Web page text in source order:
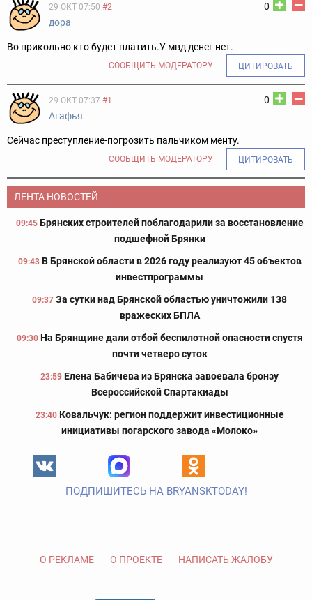
0
29 ОКТ 07:50 #2
дора
Во прикольно кто будет платить.У мвд денег нет.
СООБЩИТЬ МОДЕРАТОРУ ЦИТИРОВАТЬ
0
29 ОКТ 07:37 #1
Агафья
Сейчас преступление-погрозить пальчиком менту.
СООБЩИТЬ МОДЕРАТОРУ ЦИТИРОВАТЬ
ЛЕНТА НОВОСТЕЙ
09:45 Брянских строителей поблагодарили за восстановление
подшефной Брянки
09:43 В Брянской области в 2026 году реализуют 45 объектов
инвестпрограммы
09:37 За сутки над Брянской областью уничтожили 138
вражеских БПЛА
09:30 На Брянщине дали отбой беспилотной опасности спустя
почти четверо суток
23:59 Елена Бабичева из Брянска завоевала бронзу
Всероссийской Спартакиады
23:40 Ковальчук: регион поддержит инвестиционные
инициативы погарского завода «Молоко»
ПОДПИШИТЕСЬ НА BRYANSKTODAY!
О РЕКЛАМЕ О ПРОЕКТЕ НАПИСАТЬ ЖАЛОБУ